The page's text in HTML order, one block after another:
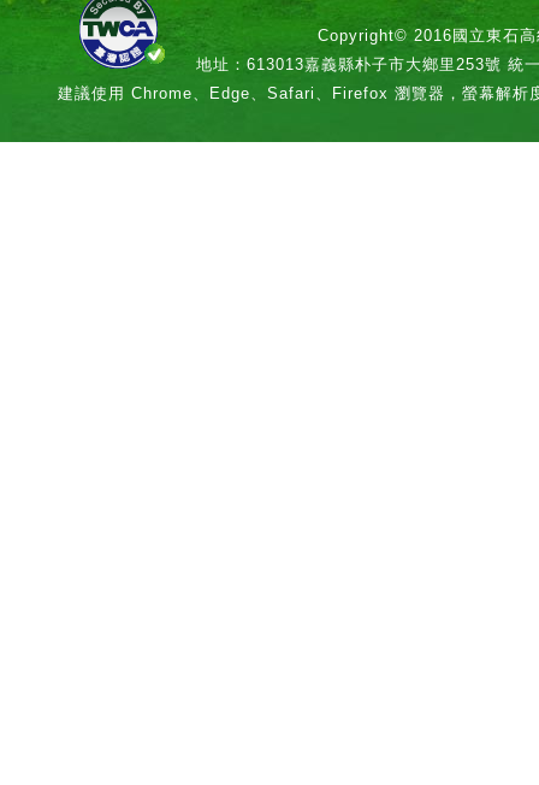
Copyright© 2016國立東石高
地址：613013嘉義縣朴子市大鄉里253號 統
建議使用 Chrome、Edge、Safari、Firefox 瀏覽器，螢幕解